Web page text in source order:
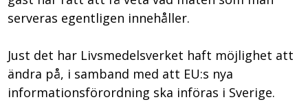
serveras egentligen innehåller.
Just det har Livsmedelsverket haft möjlighet att
ändra på, i samband med att EU:s nya
informationsförordning ska införas i Sverige.